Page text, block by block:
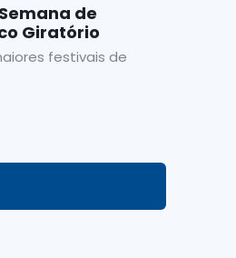
de
Giratório
festivais de